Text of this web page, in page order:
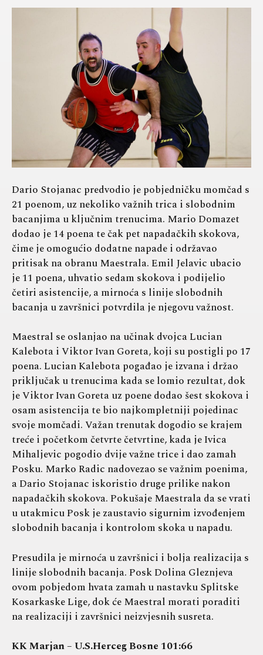
Dario Stojanac predvodio je pobjedničku momčad s
21 poenom, uz nekoliko važnih trica i slobodnim
bacanjima u ključnim trenucima. Mario Domazet
dodao je 14 poena te čak pet napadačkih skokova,
čime je omogućio dodatne napade i održavao
pritisak na obranu Maestrala. Emil Jelavic ubacio
je 11 poena, uhvatio sedam skokova i podijelio
četiri asistencije, a mirnoća s linije slobodnih
bacanja u završnici potvrdila je njegovu važnost.
Maestral se oslanjao na učinak dvojca Lucian
Kalebota i Viktor Ivan Goreta, koji su postigli po 17
poena. Lucian Kalebota pogađao je izvana i držao
priključak u trenucima kada se lomio rezultat, dok
je Viktor Ivan Goreta uz poene dodao šest skokova i
osam asistencija te bio najkompletniji pojedinac
svoje momčadi. Važan trenutak dogodio se krajem
treće i početkom četvrte četvrtine, kada je Ivica
Mihaljevic pogodio dvije važne trice i dao zamah
Posku. Marko Radic nadovezao se važnim poenima,
a Dario Stojanac iskoristio druge prilike nakon
napadačkih skokova. Pokušaje Maestrala da se vrati
u utakmicu Posk je zaustavio sigurnim izvođenjem
slobodnih bacanja i kontrolom skoka u napadu.
Presudila je mirnoća u završnici i bolja realizacija s
linije slobodnih bacanja. Posk Dolina Gleznjeva
ovom pobjedom hvata zamah u nastavku Splitske
Kosarkaske Lige, dok će Maestral morati poraditi
na realizaciji i završnici neizvjesnih susreta.
KK Marjan – U.S.Herceg Bosne 101:66